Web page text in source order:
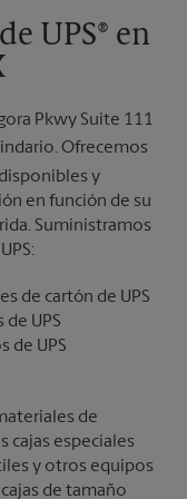
UPS® en
Pkwy Suite 111
Ofrecemos
disponibles y
en función de su
Suministramos
de cartón de UPS
de UPS
de UPS
de
cajas especiales
y otros equipos
de tamaño